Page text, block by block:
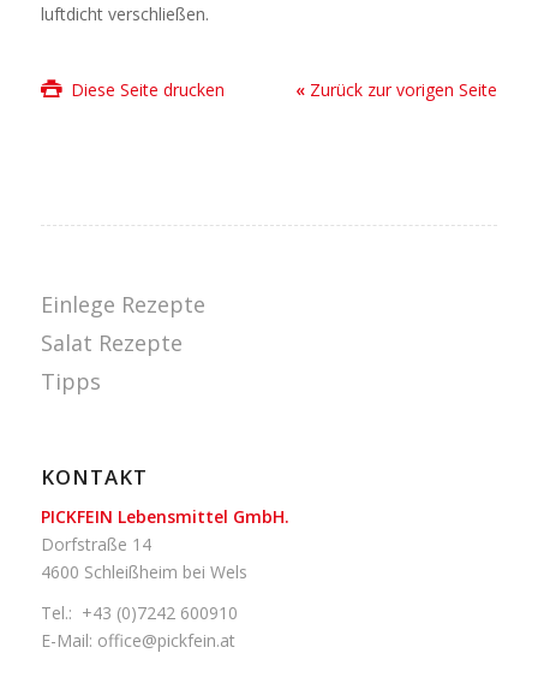
luftdicht verschließen.
Diese Seite drucken « Zurück zur vorigen Seite
Einlege Rezepte
Salat Rezepte
Tipps
KONTAKT
PICKFEIN Lebensmittel GmbH.
Dorfstraße 14
4600 Schleißheim bei Wels
Tel.: +43 (0)7242 600910
E-Mail: office@pickfein.at